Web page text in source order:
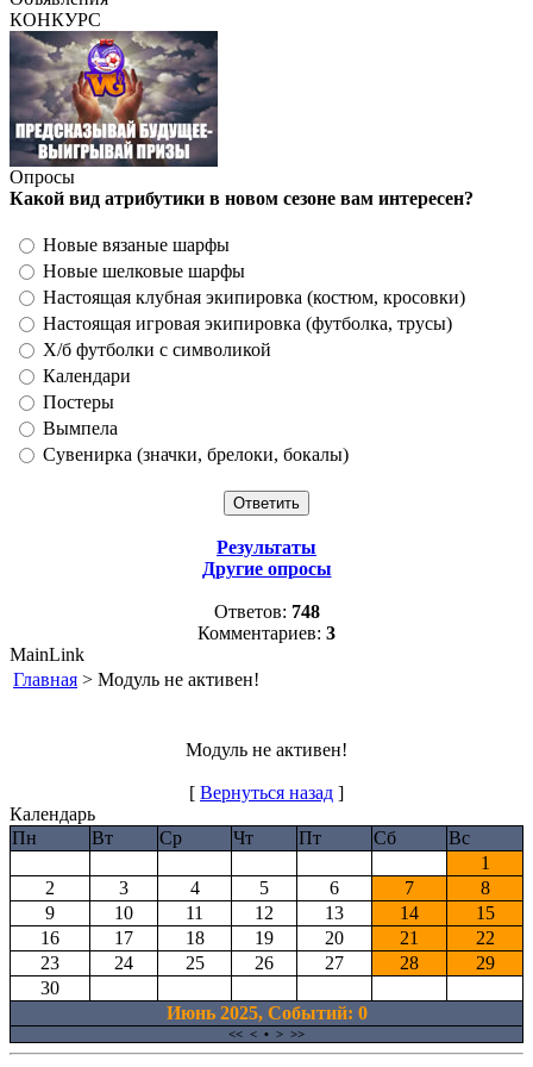
КОНКУРС
Опросы
Какой вид атрибутики в новом сезоне вам интересен?
Новые вязаные шарфы
Новые шелковые шарфы
Настоящая клубная экипировка (костюм, кросовки)
Настоящая игровая экипировка (футболка, трусы)
Х/б футболки с символикой
Календари
Постеры
Вымпела
Сувенирка (значки, брелоки, бокалы)
Результаты
Другие опросы
Ответов: 748
Комментариев: 3
MainLink
Главная > Модуль не активен!
Модуль не активен!
[ Вернуться назад ]
Календарь
Пн
Вт Ср Чт Пт Сб
Вс
1
2
3 4 5 6 7
8
9
10 11 12 13 14
15
16
17 18 19 20 21
22
23
24 25 26 27 28
29
30
Июнь 2025, Cобытий: 0
<< < • > >>